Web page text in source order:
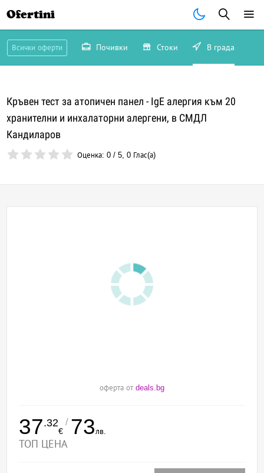
Ofertini
Всички оферти Почивки Стоки В града
Кръвен тест за атопичен панел - IgE алергия към 20
хранителни и инхалаторни алергени, в СМДЛ
Кандиларов
Оценка:0 /5,0 Глас(а)
оферта от deals.bg
37.32
€
/ 73лв.
ТОП ЦЕНА